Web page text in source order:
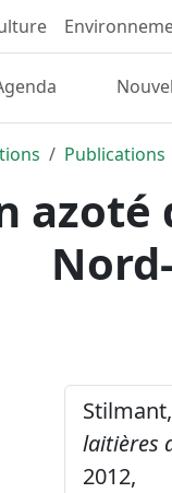
Publications
azoté
laitières
2012,